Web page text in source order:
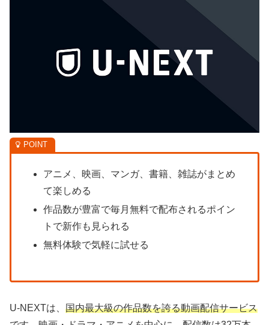
アニメ、映画、マンガ、書籍、雑誌がまとめ
て楽しめる
作品数が豊富で毎月無料で配布されるポイン
トで新作も見られる
無料体験で気軽に試せる
U-NEXTは、 国内最大級の作品数を誇る動画配信サービス